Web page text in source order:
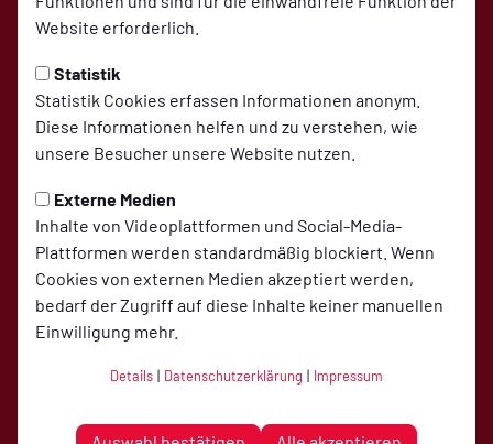
Website erforderlich.
Statistik
Statistik Cookies erfassen Informationen anonym.
Diese Informationen helfen und zu verstehen, wie
unsere Besucher unsere Website nutzen.
Externe Medien
Inhalte von Videoplattformen und Social-Media-
Plattformen werden standardmäßig blockiert. Wenn
Cookies von externen Medien akzeptiert werden,
bedarf der Zugriff auf diese Inhalte keiner manuellen
Einwilligung mehr.
Details | Datenschutzerklärung | Impressum
Hemdener SV auf Social Media folgen
Jetzt unsere App downloaden